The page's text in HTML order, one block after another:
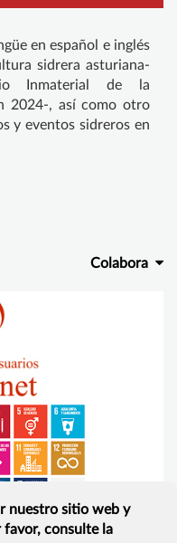
en español e inglés
sidrera asturiana-
Inmaterial de la
2024-, así como otro
y eventos sidreros en
Colabora
nuestro sitio web y
favor, consulte la